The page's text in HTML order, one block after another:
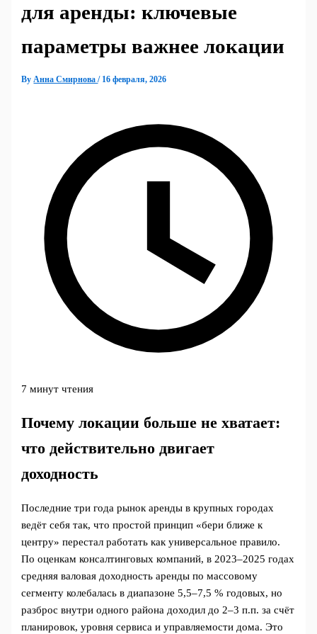
для аренды: ключевые
параметры важнее локации
ByАнна Смирнова/ 16 февраля, 2026
7 минут чтения
Почему локации больше не хватает:
что действительно двигает
доходность
Последние три года рынок аренды в крупных городах
ведёт себя так, что простой принцип «бери ближе к
центру» перестал работать как универсальное правило.
По оценкам консалтинговых компаний, в 2023–2025 годах
средняя валовая доходность аренды по массовому
сегменту колебалась в диапазоне 5,5–7,5 % годовых, но
разброс внутри одного района доходил до 2–3 п.п. за счёт
планировок, уровня сервиса и управляемости дома. Это